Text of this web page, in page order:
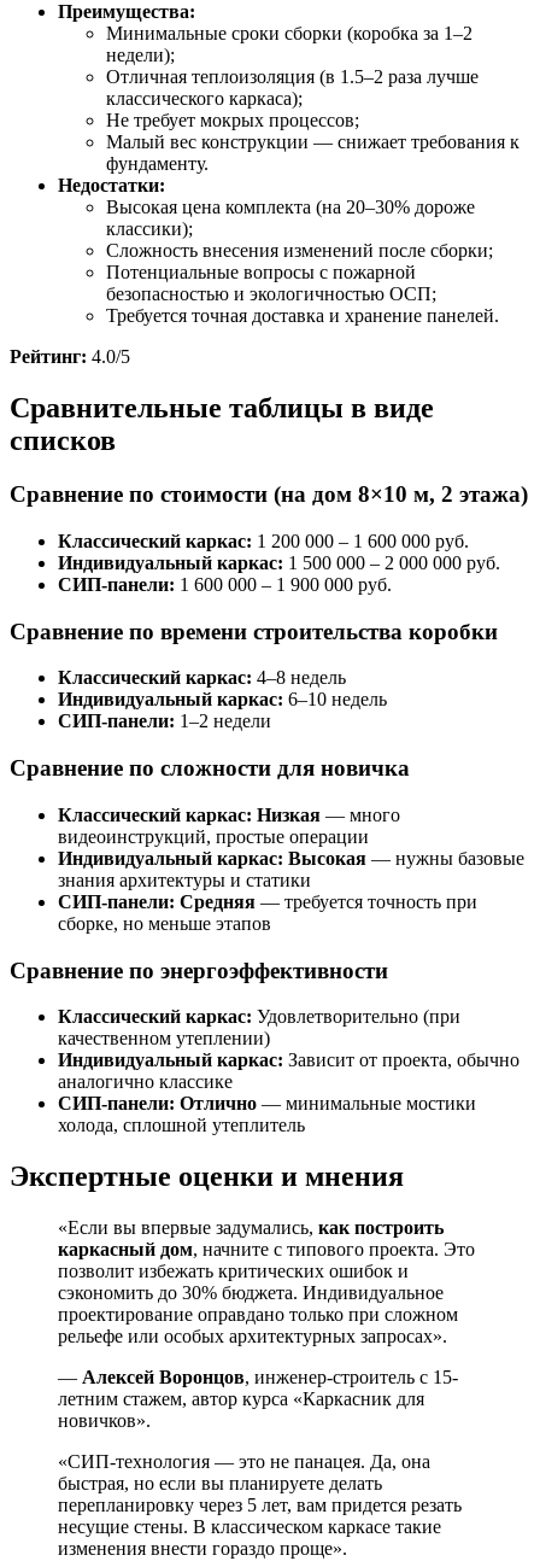
Преимущества:
Минимальные сроки сборки (коробка за 1–2
недели);
Отличная теплоизоляция (в 1.5–2 раза лучше
классического каркаса);
Не требует мокрых процессов;
Малый вес конструкции — снижает требования к
фундаменту.
Недостатки:
Высокая цена комплекта (на 20–30% дороже
классики);
Сложность внесения изменений после сборки;
Потенциальные вопросы с пожарной
безопасностью и экологичностью ОСП;
Требуется точная доставка и хранение панелей.
Рейтинг: 4.0/5
Сравнительные таблицы в виде
списков
Сравнение по стоимости (на дом 8×10 м, 2 этажа)
Классический каркас: 1 200 000 – 1 600 000 руб.
Индивидуальный каркас: 1 500 000 – 2 000 000 руб.
СИП-панели: 1 600 000 – 1 900 000 руб.
Сравнение по времени строительства коробки
Классический каркас: 4–8 недель
Индивидуальный каркас: 6–10 недель
СИП-панели: 1–2 недели
Сравнение по сложности для новичка
Классический каркас: Низкая — много
видеоинструкций, простые операции
Индивидуальный каркас: Высокая — нужны базовые
знания архитектуры и статики
СИП-панели: Средняя — требуется точность при
сборке, но меньше этапов
Сравнение по энергоэффективности
Классический каркас: Удовлетворительно (при
качественном утеплении)
Индивидуальный каркас: Зависит от проекта, обычно
аналогично классике
СИП-панели: Отлично — минимальные мостики
холода, сплошной утеплитель
Экспертные оценки и мнения
«Если вы впервые задумались, как построить
каркасный дом, начните с типового проекта. Это
позволит избежать критических ошибок и
сэкономить до 30% бюджета. Индивидуальное
проектирование оправдано только при сложном
рельефе или особых архитектурных запросах».
— Алексей Воронцов, инженер-строитель с 15-
летним стажем, автор курса «Каркасник для
новичков».
«СИП-технология — это не панацея. Да, она
быстрая, но если вы планируете делать
перепланировку через 5 лет, вам придется резать
несущие стены. В классическом каркасе такие
изменения внести гораздо проще».